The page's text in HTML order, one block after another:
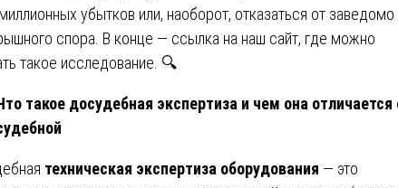
убытков или, наоборот, отказаться от заведомо
спора. В конце — ссылка на наш сайт, где можно
такое исследование. 🔍
такое досудебная экспертиза и чем она отличается
техническая экспертиза оборудования — это